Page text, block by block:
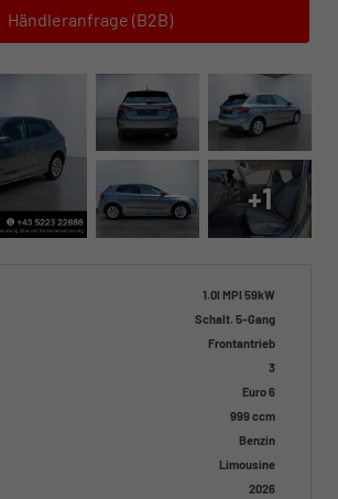
Händleranfrage (B2B)
+1
1.0l MPI 59kW
Schalt. 5-Gang
Frontantrieb
3
Euro 6
999 ccm
Benzin
Limousine
2026